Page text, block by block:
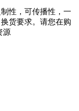
性，可传播性，一
货要求。请您在购
源